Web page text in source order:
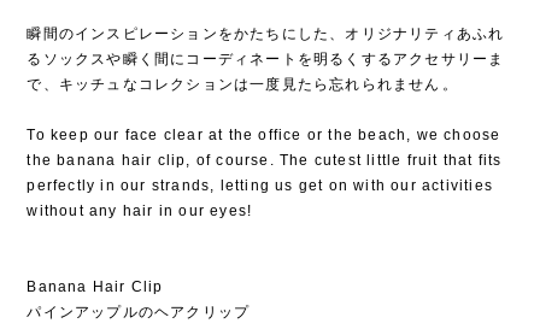
瞬間のインスピレーションをかたちにした、オリジナリティあふれ
るソックスや瞬く間にコーディネートを明るくするアクセサリーま
で、キッチュなコレクションは一度見たら忘れられません⁡。
To keep our face clear at the office or the beach, we choose
the banana hair clip, of course. The cutest little fruit that fits
perfectly in our strands, letting us get on with our activities
without any hair in our eyes!
Banana Hair Clip
パインアップルのヘアクリップ